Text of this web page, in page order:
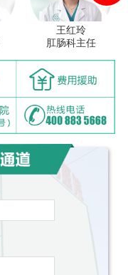
王红玲
肛肠科主任